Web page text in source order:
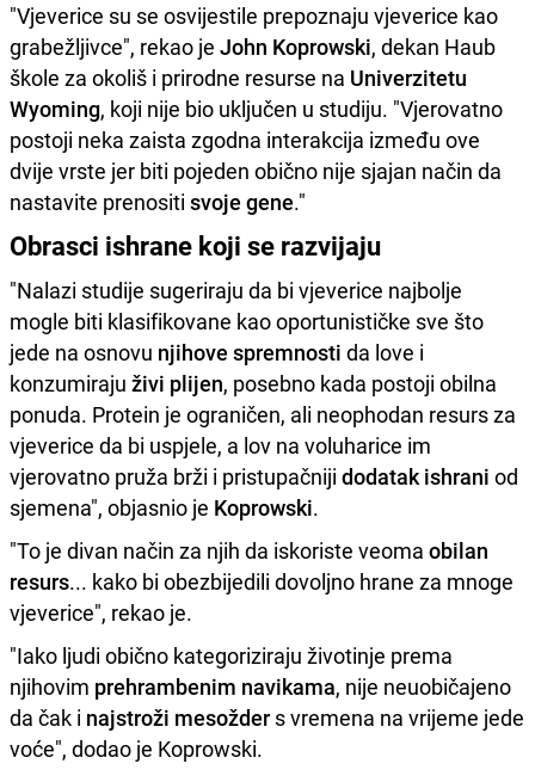
"Vjeverice su se osvijestile prepoznaju vjeverice kao
grabežljivce", rekao je John Koprowski, dekan Haub
škole za okoliš i prirodne resurse na Univerzitetu
Wyoming, koji nije bio uključen u studiju. "Vjerovatno
postoji neka zaista zgodna interakcija između ove
dvije vrste jer biti pojeden obično nije sjajan način da
nastavite prenositi svoje gene."
Obrasci ishrane koji se razvijaju
"Nalazi studije sugeriraju da bi vjeverice najbolje
mogle biti klasifikovane kao oportunističke sve što
jede na osnovu njihove spremnosti da love i
konzumiraju živi plijen, posebno kada postoji obilna
ponuda. Protein je ograničen, ali neophodan resurs za
vjeverice da bi uspjele, a lov na voluharice im
vjerovatno pruža brži i pristupačniji dodatak ishrani od
sjemena", objasnio je Koprowski.
"To je divan način za njih da iskoriste veoma obilan
resurs... kako bi obezbijedili dovoljno hrane za mnoge
vjeverice", rekao je.
"Iako ljudi obično kategoriziraju životinje prema
njihovim prehrambenim navikama, nije neuobičajeno
da čak i najstroži mesožder s vremena na vrijeme jede
voće", dodao je Koprowski.